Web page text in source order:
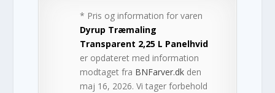
* Pris og information for varen
Dyrup Træmaling
Transparent 2,25 L Panelhvid
er opdateret med information
modtaget fra BNFarver.dk den
maj 16, 2026. Vi tager forbehold